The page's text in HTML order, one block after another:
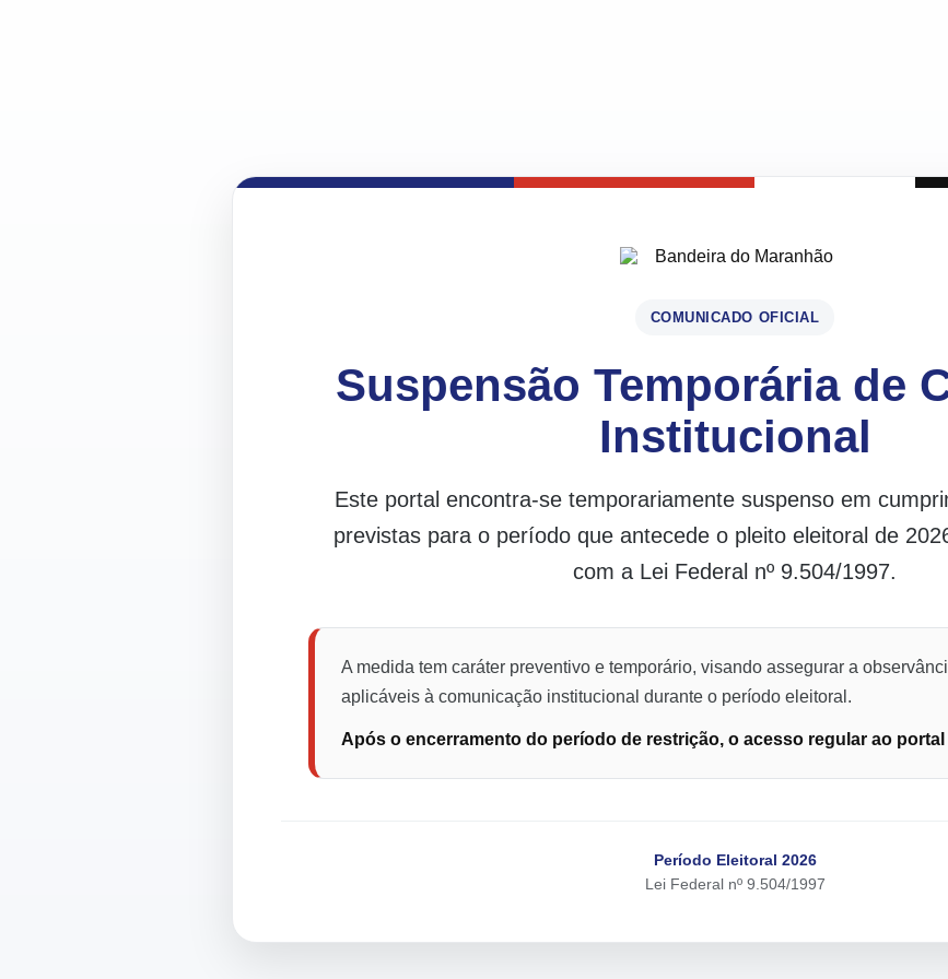
COMUNICADO OFICIAL
Suspensão Temporária de
Institucional
Este portal encontra-se temporariamente suspenso em
previstas para o período que antecede o pleito eleitoral de
com a Lei Federal nº 9.504/1997.
A medida tem caráter preventivo e temporário, visando assegurar a
aplicáveis à comunicação institucional durante o período eleitoral.
Após o encerramento do período de restrição, o acesso regular ao
Período Eleitoral 2026
Lei Federal nº 9.504/1997